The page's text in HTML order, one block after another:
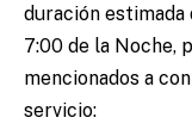
duración estimada
7:00 de la Noche,
mencionados a
servicio: